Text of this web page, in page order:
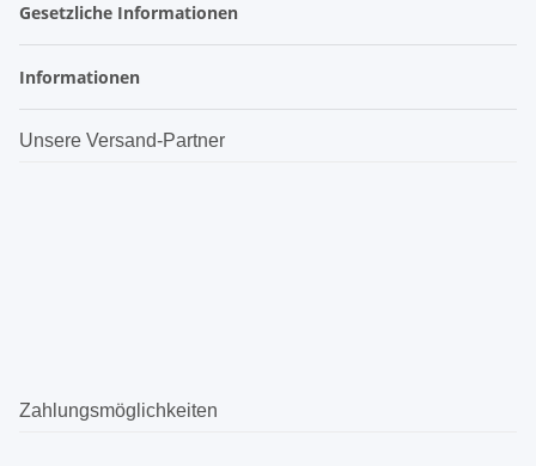
Gesetzliche Informationen
Informationen
Unsere Versand-Partner
Zahlungsmöglichkeiten